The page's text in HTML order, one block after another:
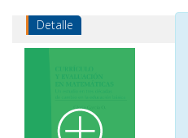
Detalle